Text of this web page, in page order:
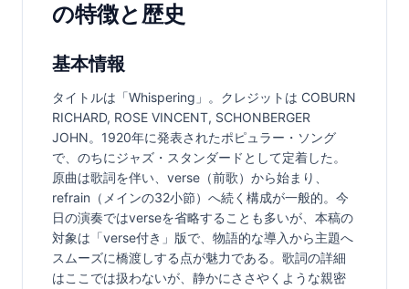
の特徴と歴史
基本情報
タイトルは「Whispering」。クレジットは COBURN
RICHARD, ROSE VINCENT, SCHONBERGER
JOHN。1920年に発表されたポピュラー・ソング
で、のちにジャズ・スタンダードとして定着した。
原曲は歌詞を伴い、verse（前歌）から始まり、
refrain（メインの32小節）へ続く構成が一般的。今
日の演奏ではverseを省略することも多いが、本稿の
対象は「verse付き」版で、物語的な導入から主題へ
スムーズに橋渡しする点が魅力である。歌詞の詳細
はここでは扱わないが、静かにささやくような親密